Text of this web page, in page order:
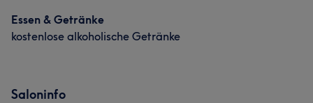
Essen & Getränke
kostenlose alkoholische Getränke
Saloninfo